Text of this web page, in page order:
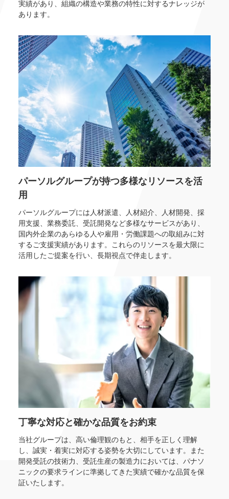
実績があり、組織の構造や業務の特性に対するナレッジが
あります。
パーソルグループが持つ多様なリソースを活
用
パーソルグループには人材派遣、人材紹介、人材開発、採
用支援、業務委託、受託開発など多様なサービスがあり、
国内外企業のあらゆる人や雇用・労働課題への取組みに対
するご支援実績があります。これらのリソースを最大限に
活用したご提案を行い、長期視点で伴走します。
丁寧な対応と確かな品質をお約束
当社グループは、高い倫理観のもと、相手を正しく理解
し、誠実・着実に対応する姿勢を大切にしています。また
開発受託の技術力、受託生産の製造力においては、パナソ
ニックの要求ラインに準拠してきた実績で確かな品質を保
証いたします。